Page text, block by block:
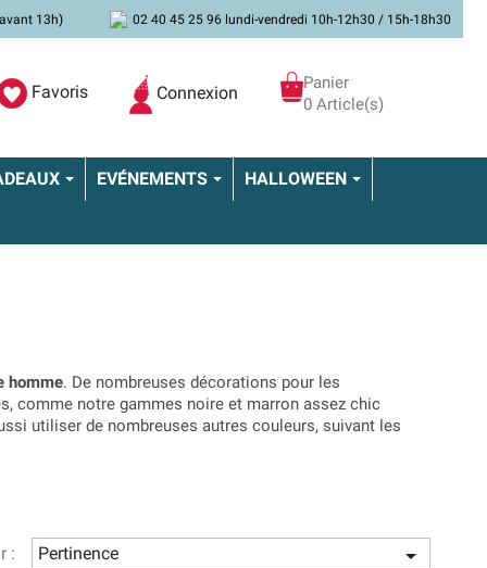
13h) 02 40 45 25 96 lundi-vendredi 10h-12h30 / 15h-18h30
Favoris Connexion
Panier
0 Article(s)
EVÉNEMENTS HALLOWEEN
homme. De nombreuses décorations pour les
comme notre gammes noire et marron assez chic
utiliser de nombreuses autres couleurs, suivant les
: Pertinence 